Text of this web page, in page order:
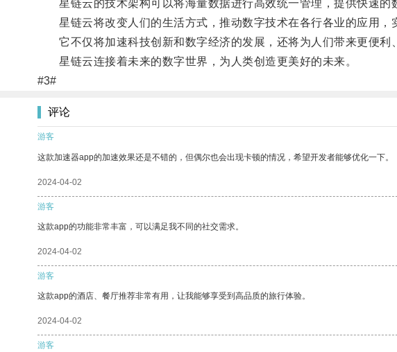
星链云的技术架构可以将海量数据进行高效统一管理，提供快速的
星链云将改变人们的生活方式，推动数字技术在各行各业的应用，
它不仅将加速科技创新和数字经济的发展，还将为人们带来更便利
星链云连接着未来的数字世界，为人类创造更美好的未来。
#3#
评论
游客
这款加速器app的加速效果还是不错的，但偶尔也会出现卡顿的情况，希望开发者能够优化一下。
2024-04-02
游客
这款app的功能非常丰富，可以满足我不同的社交需求。
2024-04-02
游客
这款app的酒店、餐厅推荐非常有用，让我能够享受到高品质的旅行体验。
2024-04-02
游客